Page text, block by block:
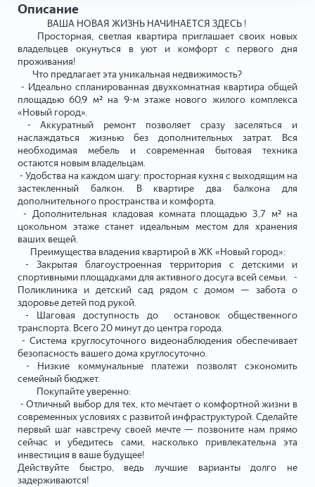
Описание
ВАША НОВАЯ ЖИЗНЬ НАЧИНАЕТСЯ ЗДЕСЬ !
Просторная, светлая квартира приглашает своих новых
владельцев окунуться в уют и комфорт с первого дня
проживания!
Что предлагает эта уникальная недвижимость?
- Идеально спланированная двухкомнатная квартира общей
площадью 60,9 м² на 9-м этаже нового жилого комплекса
«Новый город».
- Аккуратный ремонт позволяет сразу заселяться и
наслаждаться жизнью без дополнительных затрат. Вся
необходимая мебель и современная бытовая техника
остаются новым владельцам.
- Удобства на каждом шагу: просторная кухня с выходящим на
застекленный балкон. В квартире два балкона для
дополнительного пространства и комфорта.
- Дополнительная кладовая комната площадью 3,7 м² на
цокольном этаже станет идеальным местом для хранения
ваших вещей.
Преимущества владения квартирой в ЖК «Новый город»:
- Закрытая благоустроенная территория с детскими и
спортивными площадками для активного досуга всей семьи. -
Поликлиника и детский сад рядом с домом — забота о
здоровье детей под рукой.
- Шаговая доступность до остановок общественного
транспорта. Всего 20 минут до центра города.
- Система круглосуточного видеонаблюдения обеспечивает
безопасность вашего дома круглосуточно.
- Низкие коммунальные платежи позволят сэкономить
семейный бюджет.
Покупайте уверенно:
- Отличный выбор для тех, кто мечтает о комфортной жизни в
современных условиях с развитой инфраструктурой. Сделайте
первый шаг навстречу своей мечте — позвоните нам прямо
сейчас и убедитесь сами, насколько привлекательна эта
инвестиция в ваше будущее!
Действуйте быстро, ведь лучшие варианты долго не
задерживаются!